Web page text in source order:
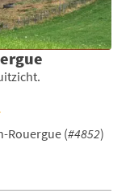
Rouergue (#4852)